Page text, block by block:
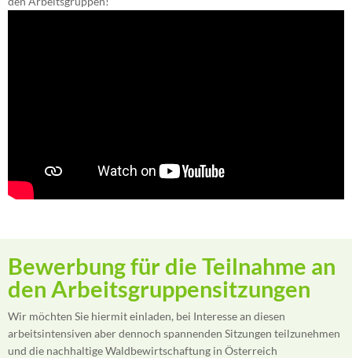
Bewerbung für die Teilnahme an
den Arbeitsgruppensitzungen
Wir möchten Sie hiermit einladen, bei Interesse an diesen
arbeitsintensiven aber dennoch spannenden Sitzungen teilzunehmen
und die nachhaltige Waldbewirtschaftung in Österreich